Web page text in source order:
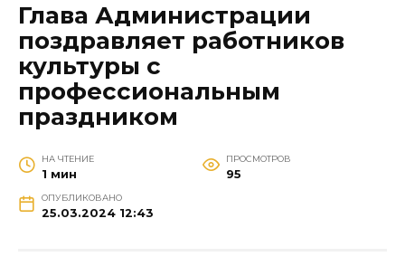
Глава Администрации
поздравляет работников
культуры с
профессиональным
праздником
НА ЧТЕНИЕ
1 мин
ПРОСМОТРОВ
95
ОПУБЛИКОВАНО
25.03.2024 12:43